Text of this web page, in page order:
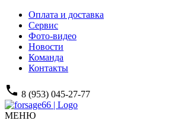
Оплата и доставка
Сервис
Фото-видео
Новости
Команда
Контакты
phone 8 (953) 045-27-77
МЕНЮ